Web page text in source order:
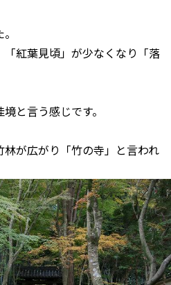
紅葉見頃」が少なくなり「落
と言う感じです。
が広がり「竹の寺」と言われ